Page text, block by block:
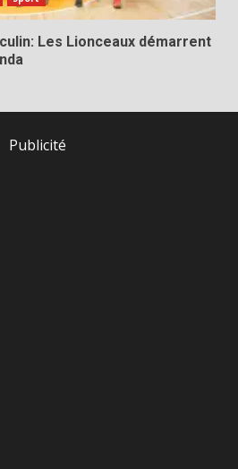
Les Lionceaux démarrent
Publicité